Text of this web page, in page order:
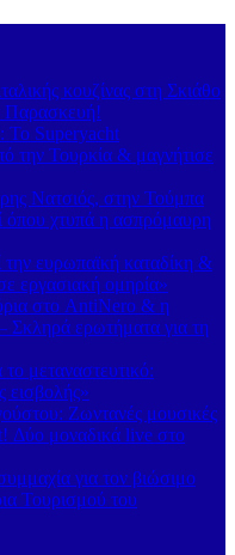
κουζίνας στη Σκιάθο
Παρασκευή!
Το Superyacht
Τουρκία & μαγνήτισε
Νατσιός, στην Τούμπα
χτυπά η ασπρόμαυρη
ευρωπαϊκή καταδίκη &
εργασιακή ομηρία»
στο AntiNero & η
Σκληρά ερωτήματα για τη
μεταναστευτικό:
εισβολής»
Ζωντανές μουσικές
Δύο μοναδικά live στο
για τον βιώσιμο
Τουρισμού του